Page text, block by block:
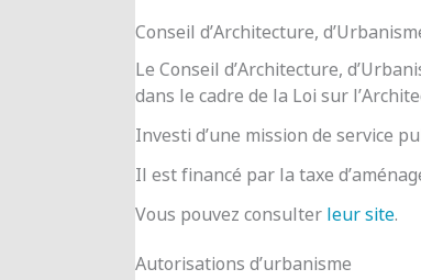
Conseil d’Architecture,
Le Conseil d’Architecture,
dans le cadre de la Loi sur
Investi d’une mission de service
Il est financé par la taxe
Vous pouvez consulter leur site.
Autorisations d’urbanisme